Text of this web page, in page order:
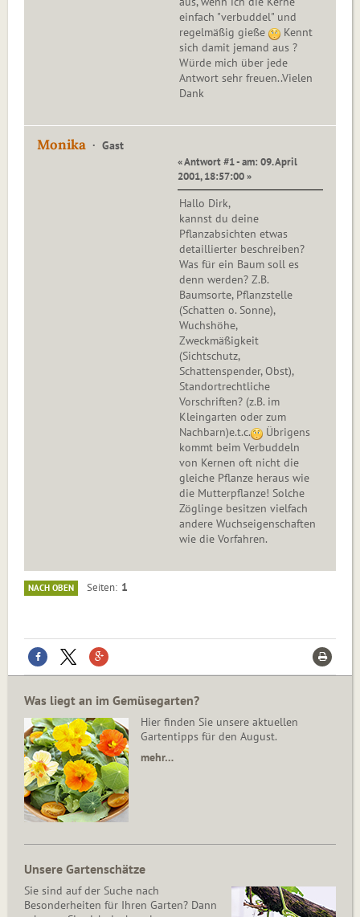
einfach "verbuddel" und
regelmäßig gieße
Kennt
sich damit jemand aus ?
Würde mich über jede
Antwort sehr freuen..Vielen
Dank
Monika Gast
« Antwort #1 - am: 09. April
2001, 18:57:00 »
Hallo Dirk,
kannst du deine
Pflanzabsichten etwas
detaillierter beschreiben?
Was für ein Baum soll es
denn werden? Z.B.
Baumsorte, Pflanzstelle
(Schatten o. Sonne),
Wuchshöhe,
Zweckmäßigkeit
(Sichtschutz,
Schattenspender, Obst),
Standortrechtliche
Vorschriften? (z.B. im
Kleingarten oder zum
Nachbarn)e.t.c.
Übrigens
kommt beim Verbuddeln
von Kernen oft nicht die
gleiche Pflanze heraus wie
die Mutterpflanze! Solche
Zöglinge besitzen vielfach
andere Wuchseigenschaften
wie die Vorfahren.
NACH OBEN Seiten 1
Was liegt an im Gemüsegarten?
Hier finden Sie unsere aktuellen
Gartentipps für den August.
mehr…
Unsere Gartenschätze
Sie sind auf der Suche nach
Besonderheiten für Ihren Garten? Dann